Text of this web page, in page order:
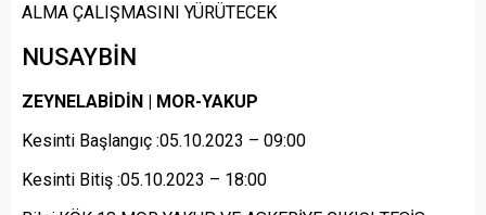
ALMA ÇALIŞMASINI YÜRÜTECEK
NUSAYBİN
ZEYNELABİDİN | MOR-YAKUP
Kesinti Başlangıç :05.10.2023 – 09:00
Kesinti Bitiş :05.10.2023 – 18:00